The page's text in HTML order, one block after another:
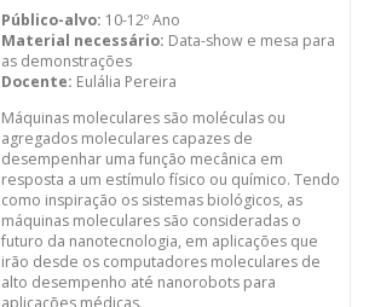
Público-alvo: 10-12º Ano
Material necessário: Data-show e mesa para
as demonstrações
Docente: Eulália Pereira
Máquinas moleculares são moléculas ou
agregados moleculares capazes de
desempenhar uma função mecânica em
resposta a um estímulo físico ou químico. Tendo
como inspiração os sistemas biológicos, as
máquinas moleculares são consideradas o
futuro da nanotecnologia, em aplicações que
irão desde os computadores moleculares de
alto desempenho até nanorobots para